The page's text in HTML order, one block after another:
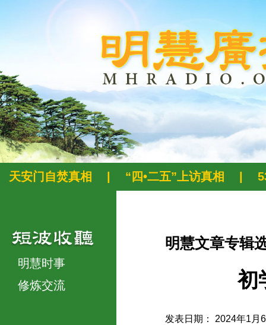
天安门自焚真相 “四•二五”上访真相
明慧时事
修炼交流
明慧文章专辑
初
发表日期： 2024年1月